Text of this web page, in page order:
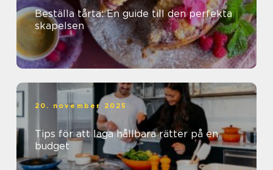
Beställa tårta: En guide till den perfekta
skapelsen
20. november 2025
Tips för att laga hållbara rätter på en
budget